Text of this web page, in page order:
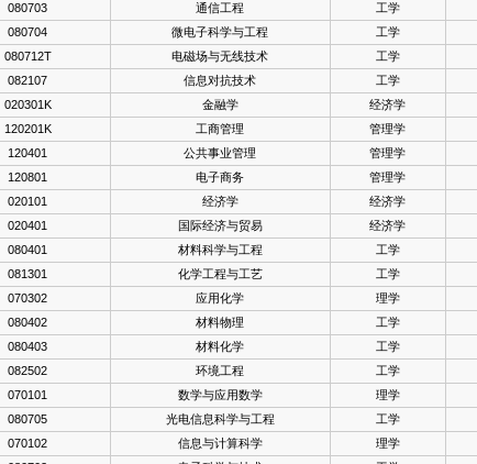
080703
通信工程 工学
080704
微电子科学与工程 工学
080712T
电磁场与无线技术 工学
082107
信息对抗技术 工学
020301K
金融学 经济学
120201K
工商管理 管理学
120401
公共事业管理 管理学
120801
电子商务 管理学
020101
经济学 经济学
020401
国际经济与贸易 经济学
080401
材料科学与工程 工学
081301
化学工程与工艺 工学
070302
应用化学 理学
080402
材料物理 工学
080403
材料化学 工学
082502
环境工程 工学
070101
数学与应用数学 理学
080705
光电信息科学与工程 工学
070102
信息与计算科学 理学